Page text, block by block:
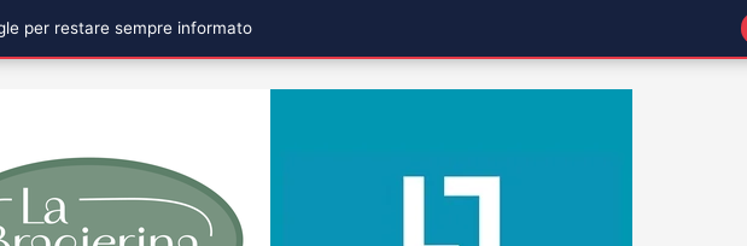
per restare sempre informato